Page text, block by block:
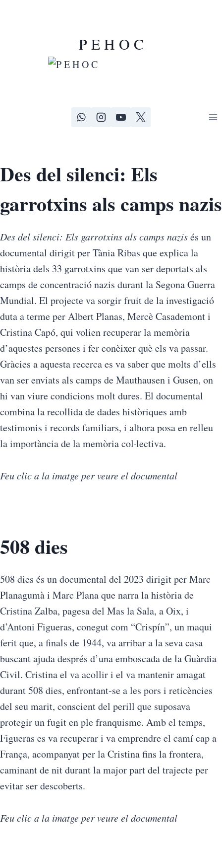
P E H O C
Des del silenci: Els
garrotxins als camps nazis
Des del silenci: Els garrotxins als camps nazisés un
documental dirigit per Tània Ribas que explica la
història dels 33 garrotxins que van ser deportats als
camps de concentració nazis durant la Segona Guerra
Mundial. El projecte va sorgir fruit de la investigació
duta a terme per Albert Planas, Mercè Casademont i
Cristina Capó, qui volien recuperar la memòria
d’aquestes persones i fer conèixer què els va passar.
Gràcies a aquesta recerca es va saber que molts d’ells
van ser enviats als camps de Mauthausen i Gusen, on
hi van viure condicions molt dures. El documental
combina la recollida de dades històriques amb
testimonis i records familiars, i alhora posa en relleu
la importància de la memòria col·lectiva.
Feu clic a la imatge per veure el documental
508 dies
508 dies és un documental del 2023 dirigit per Marc
Planagumà i Marc Plana que narra la història de
Cristina Zalba, pagesa del Mas la Sala, a Oix, i
d’Antoni Figueras, conegut com “Crispín”, un maqui
ferit que, a finals de 1944, va arribar a la seva casa
buscant ajuda després d’una emboscada de la Guàrdia
Civil. Cristina el va acollir i el va mantenir amagat
durant 508 dies, enfrontant-se a les pors i reticències
del seu marit, conscient del perill que suposava
protegir un fugit en ple franquisme. Amb el temps,
Figueras es va recuperar i va emprendre el camí cap a
França, acompanyat per la Cristina fins la frontera,
caminant de nit durant la major part del trajecte per
evitar ser descoberts.
Feu clic a la imatge per veure el documental